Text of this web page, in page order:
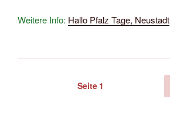
Weitere Info: Hallo Pfalz Tage, Neustadt
Seitennummerierung
Seite 1